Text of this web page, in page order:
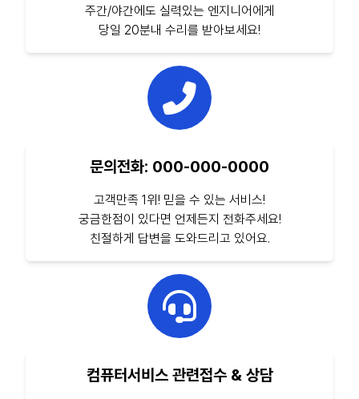
주간/야간에도 실력있는 엔지니어에게
당일 20분내 수리를 받아보세요!
문의전화: 000-000-0000
고객만족 1위! 믿을 수 있는 서비스!
궁금한점이 있다면 언제든지 전화주세요!
친절하게 답변을 도와드리고 있어요.
컴퓨터서비스 관련접수 & 상담